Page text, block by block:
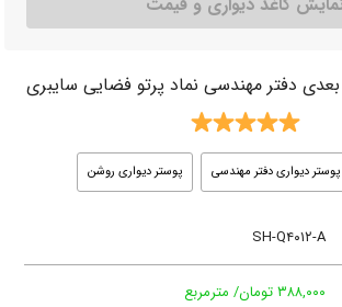
دفتر مهندسی نماد پرتو فضایی سایبری
پوستر دیواری دفتر مهندسی پوستر دیواری روشن
SH-Q۴۰۱۲-A
۳۸۸,۰۰۰ تومان/ مترمربع